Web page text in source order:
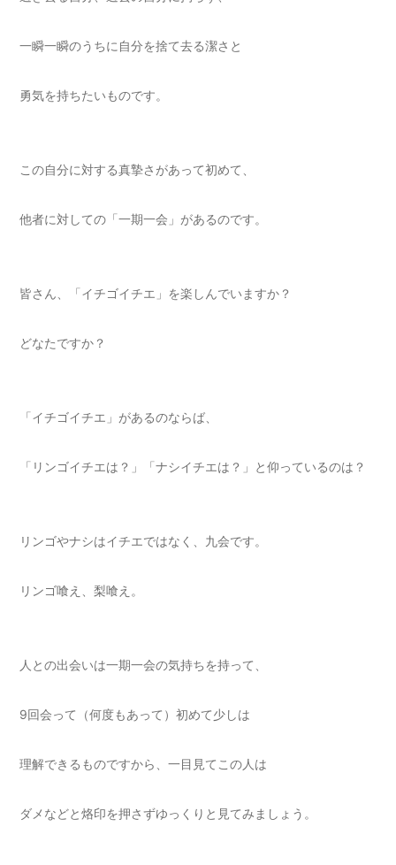
一瞬一瞬のうちに自分を捨て去る潔さと
勇気を持ちたいものです。
この自分に対する真摯さがあって初めて、
他者に対しての「一期一会」があるのです。
皆さん、「イチゴイチエ」を楽しんでいますか？
どなたですか？
「イチゴイチエ」があるのならば、
「リンゴイチエは？」「ナシイチエは？」と仰っているのは？
リンゴやナシはイチエではなく、九会です。
リンゴ喰え、梨喰え。
人との出会いは一期一会の気持ちを持って、
9回会って（何度もあって）初めて少しは
理解できるものですから、一目見てこの人は
ダメなどと烙印を押さずゆっくりと見てみましょう。